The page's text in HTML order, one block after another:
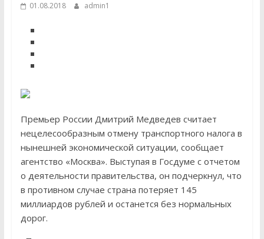
01.08.2018 admin1
Премьер России Дмитрий Медведев считает
нецелесообразным отмену транспортного налога в
нынешней экономической ситуации, сообщает
агентство «Москва». Выступая в Госдуме с отчетом
о деятельности правительства, он подчеркнул, что
в противном случае страна потеряет 145
миллиардов рублей и останется без нормальных
дорог.